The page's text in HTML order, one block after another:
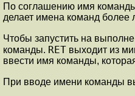
По соглашению имя
делает имена команд более
Чтобы запустить на
команды. RET выходит из
ввести имя команды,
При вводе имени команды